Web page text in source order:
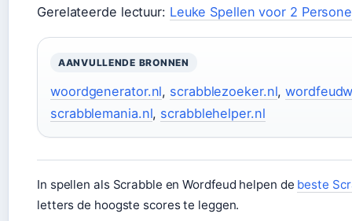
Gerelateerde lectuur: Leuke Spellen voor 2
AANVULLENDE BRONNEN
woordgenerator.nl, scrabblezoeker.nl,
scrabblemania.nl, scrabblehelper.nl
In spellen als Scrabble en Wordfeud helpen de beste
letters de hoogste scores te leggen.